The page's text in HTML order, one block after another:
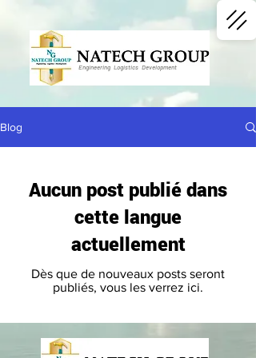
Engineering Logistics Development
Blog
Aucun post publié dans
cette langue
actuellement
Dès que de nouveaux posts seront
publiés, vous les verrez ici.